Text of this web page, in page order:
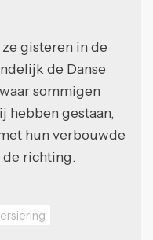
gisteren in de
de Danse
sommigen
hebben gestaan,
hun verbouwde
richting.